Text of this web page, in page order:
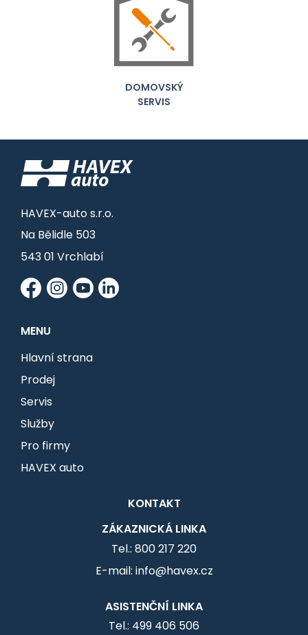
DOMOVSKÝ
SERVIS
HAVEX-auto s.r.o.
Na Bělidle 503
543 01 Vrchlabí
MENU
Hlavní strana
Prodej
Servis
Služby
Pro firmy
HAVEX auto
KONTAKT
ZÁKAZNICKÁ LINKA
Tel.: 800 217 220
E-mail: info@havex.cz
ASISTENČNÍ LINKA
Tel.: 499 406 506